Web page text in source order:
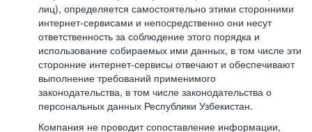
лиц), определяется самостоятельно этими сторонними
интернет-сервисами и непосредственно они несут
ответственность за соблюдение этого порядка и
использование собираемых ими данных, в том числе эти
сторонние интернет-сервисы отвечают и обеспечивают
выполнение требований применимого
законодательства, в том числе законодательства о
персональных данных Республики Узбекистан.
Компания не проводит сопоставление информации,